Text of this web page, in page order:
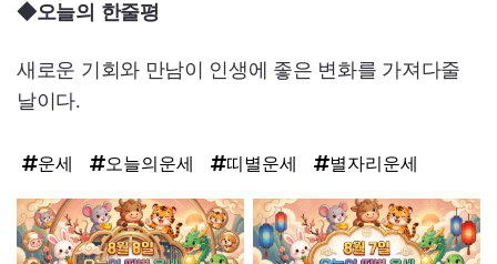
◆오늘의 한줄평
새로운 기회와 만남이 인생에 좋은 변화를 가져다줄
날이다.
운세 오늘의운세 띠별운세 별자리운세
탑
라
인